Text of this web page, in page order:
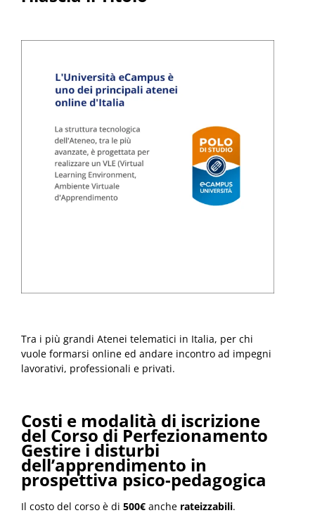
Tra i più grandi Atenei telematici in Italia, per chi
vuole formarsi online ed andare incontro ad impegni
lavorativi, professionali e privati.
Costi e modalità di iscrizione
del Corso di Perfezionamento
Gestire i disturbi
dell’apprendimento in
prospettiva psico-pedagogica
Il costo del corso è di 500€ anche rateizzabili.